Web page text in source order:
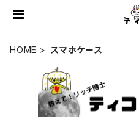
HOME スマホケース